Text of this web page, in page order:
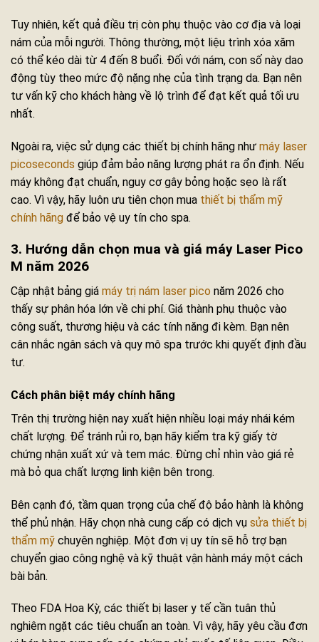
Tuy nhiên, kết quả điều trị còn phụ thuộc vào cơ địa và loại
nám của mỗi người. Thông thường, một liệu trình xóa xăm
có thể kéo dài từ 4 đến 8 buổi. Đối với nám, con số này dao
động tùy theo mức độ nặng nhẹ của tình trạng da. Bạn nên
tư vấn kỹ cho khách hàng về lộ trình để đạt kết quả tối ưu
nhất.
Ngoài ra, việc sử dụng các thiết bị chính hãng như máy laser
picoseconds giúp đảm bảo năng lượng phát ra ổn định. Nếu
máy không đạt chuẩn, nguy cơ gây bỏng hoặc sẹo là rất
cao. Vì vậy, hãy luôn ưu tiên chọn mua thiết bị thẩm mỹ
chính hãng để bảo vệ uy tín cho spa.
3. Hướng dẫn chọn mua và giá máy Laser Pico
M năm 2026
Cập nhật bảng giá máy trị nám laser pico năm 2026 cho
thấy sự phân hóa lớn về chi phí. Giá thành phụ thuộc vào
công suất, thương hiệu và các tính năng đi kèm. Bạn nên
cân nhắc ngân sách và quy mô spa trước khi quyết định đầu
tư.
Cách phân biệt máy chính hãng
Trên thị trường hiện nay xuất hiện nhiều loại máy nhái kém
chất lượng. Để tránh rủi ro, bạn hãy kiểm tra kỹ giấy tờ
chứng nhận xuất xứ và tem mác. Đừng chỉ nhìn vào giá rẻ
mà bỏ qua chất lượng linh kiện bên trong.
Bên cạnh đó, tầm quan trọng của chế độ bảo hành là không
thể phủ nhận. Hãy chọn nhà cung cấp có dịch vụ sửa thiết bị
thẩm mỹ chuyên nghiệp. Một đơn vị uy tín sẽ hỗ trợ bạn
chuyển giao công nghệ và kỹ thuật vận hành máy một cách
bài bản.
Theo FDA Hoa Kỳ, các thiết bị laser y tế cần tuân thủ
nghiêm ngặt các tiêu chuẩn an toàn. Vì vậy, hãy yêu cầu đơn